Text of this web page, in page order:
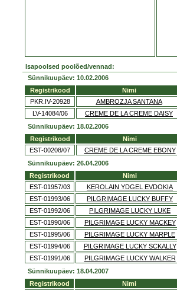
Isapoolsed poolõed/vennad:
Sünnikuupäev: 10.02.2006
Registrikood
Nimi
PKR.IV-20928
AMBROZJA SANTANA
LV-14084/06
CREME DE LA CREME DAISY
Sünnikuupäev: 18.02.2006
Registrikood
Nimi
EST-00208/07
CREME DE LA CREME EBONY
Sünnikuupäev: 26.04.2006
Registrikood
Nimi
EST-01957/03
KEROLAIN YDGEL EVDOKIA
EST-01993/06
PILGRIMAGE LUCKY BUFFY
EST-01992/06
PILGRIMAGE LUCKY LUKE
EST-01990/06
PILGRIMAGE LUCKY MACKEY
EST-01995/06
PILGRIMAGE LUCKY MARPLE
EST-01994/06
PILGRIMAGE LUCKY SCKALLY
EST-01991/06
PILGRIMAGE LUCKY WALKER
Sünnikuupäev: 18.04.2007
Registrikood
Nimi